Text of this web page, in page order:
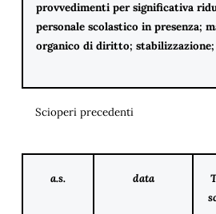
provvedimenti per significativa
personale scolastico in presenza;
organico di diritto;
Scioperi precedenti
a.s. data